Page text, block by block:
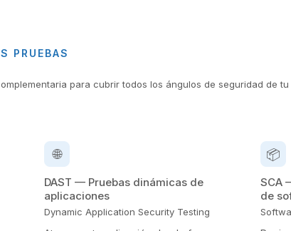
PRUEBAS
para cubrir todos los ángulos de seguridad de
🌐
DAST — Pruebas dinámicas de
aplicaciones
Dynamic Application Security Testing
📦
SCA
de